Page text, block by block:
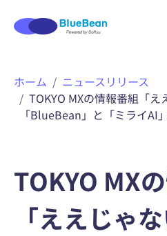
ホーム
ニュースリリース
TOKYO MXの情報番組「
「BlueBean」と「ミライAI
TOKYO MX
「ええじゃ